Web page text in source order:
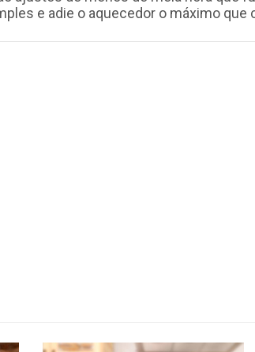
e adie o aquecedor o máximo que